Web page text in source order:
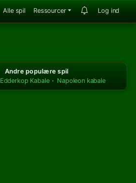
Alle spil Ressourcer Log ind
Andre populære spil
Edderkop Kabale · Napoleon kabale